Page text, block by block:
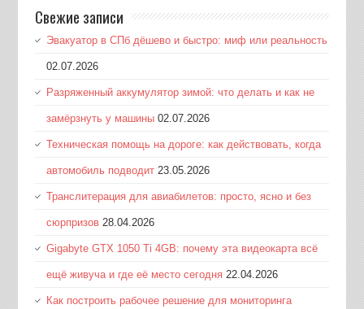
Свежие записи
Эвакуатор в СПб дёшево и быстро: миф или реальность
02.07.2026
Разряженный аккумулятор зимой: что делать и как не
замёрзнуть у машины 02.07.2026
Техническая помощь на дороге: как действовать, когда
автомобиль подводит 23.05.2026
Транслитерация для авиабилетов: просто, ясно и без
сюрпризов 28.04.2026
Gigabyte GTX 1050 Ti 4GB: почему эта видеокарта всё
ещё живуча и где её место сегодня 22.04.2026
Как построить рабочее решение для мониторинга